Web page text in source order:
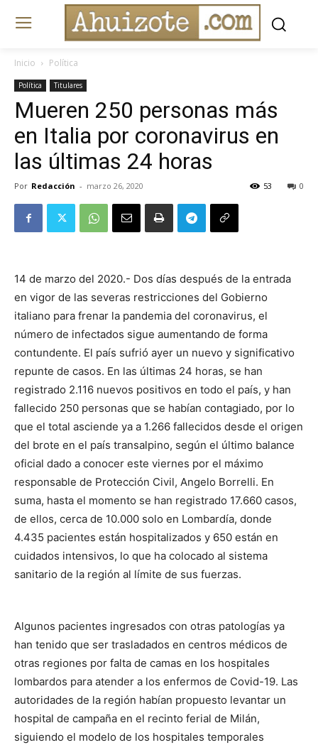
Inicio Política
Política Titulares
Mueren 250 personas más
en Italia por coronavirus en
las últimas 24 horas
Por Redacción - marzo 26, 2020 0
53
14 de marzo del 2020.- Dos días después de la entrada
en vigor de las severas restricciones del Gobierno
italiano para frenar la pandemia del coronavirus, el
número de infectados sigue aumentando de forma
contundente. El país sufrió ayer un nuevo y significativo
repunte de casos. En las últimas 24 horas, se han
registrado 2.116 nuevos positivos en todo el país, y han
fallecido 250 personas que se habían contagiado, por lo
que el total asciende ya a 1.266 fallecidos desde el origen
del brote en el país transalpino, según el último balance
oficial dado a conocer este viernes por el máximo
responsable de Protección Civil, Angelo Borrelli. En
suma, hasta el momento se han registrado 17.660 casos,
de ellos, cerca de 10.000 solo en Lombardía, donde
4.435 pacientes están hospitalizados y 650 están en
cuidados intensivos, lo que ha colocado al sistema
sanitario de la región al límite de sus fuerzas.
Algunos pacientes ingresados con otras patologías ya
han tenido que ser trasladados en centros médicos de
otras regiones por falta de camas en los hospitales
lombardos para atender a los enfermos de Covid-19. Las
autoridades de la región habían propuesto levantar un
hospital de campaña en el recinto ferial de Milán,
siguiendo el modelo de los hospitales temporales